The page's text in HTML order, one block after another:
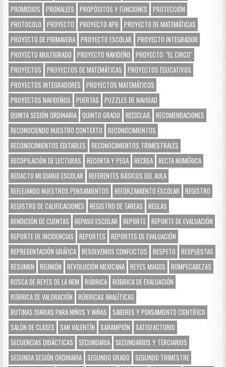
PROMEDIOS
PRONALEES PROPÓSITOS Y FUNCIONES
PROTECCIÓN
PROTOCOLO
PROYECTO PROYECTO APB
PROYECTO DE MATEMÁTICAS
PROYECTO DE PRIMAVERA PROYECTO ESCOLAR
PROYECTO INTEGRADOR
PROYECTO MULTIGRADO
PROYECTO NAVIDEÑO
PROYECTO: "EL CIRCO"
PROYECTOS
PROYECTOS DE MATEMÁTICAS
PROYECTOS EDUCATIVOS
PROYECTOS INTEGRADORES
PROYECTOS MATEMÁTICOS
PROYECTOS NAVIDEÑOS
PUERTAS
PUZZLES DE NAVIDAD
QUINTA SESIÓN ORDINARIA QUINTO GRADO RECICLAJE RECOMENDACIONES
RECONOCIENDO NUESTRO CONTEXTO
RECONOCIMIENTOS
RECONOCIMIENTOS EDITABLES
RECONOCIMIENTOS TRIMESTRALES
RECOPILACIÓN DE LECTURAS
RECORTA Y PEGA RECREA RECTA NUMÉRICA
REDACTO MI DIARIO ESCOLAR
REFERENTES BÁSICOS DEL AULA
REFLEJANDO NUESTROS PENSAMIENTOS
REFORZAMIENTO ESCOLAR
REGISTRO
REGISTRO DE CALIFICACIONES
REGISTRO DE TAREAS
REGLAS
RENDICIÓN DE CUENTAS
REPASO ESCOLAR REPORTE REPORTE DE EVALUACIÓN
REPORTE DE INCIDENCIAS
REPORTES
REPORTES DE EVALUACIÓN
REPRESENTACIÓN GRÁFICA RESOLVEMOS CONFLICTOS RESPETO
RESPUESTAS
RESUMEN
REUNIÓN REVOLUCIÓN MEXICANA REYES MAGOS
ROMPECABEZAS
ROSCA DE REYES DE LA NEM
RÚBRICA RÚBRICA DE EVALUACIÓN
RÚBRICA DE VALORACIÓN
RÚBRICAS ANALÍTICAS
RUTINAS DIARIAS PARA NIÑOS Y NIÑAS
SABERES Y PENSAMIENTO CIENTÍFICO
SALÓN DE CLASES
SAN VALENTÍN SARAMPIÓN
SATISFACTORIO
SECUENCIAS DIDÁCTICAS
SECUNDARIA SECUNDARIOS Y TERCIARIOS
SEGUNDA SESIÓN ORDINARIA SEGUNDO GRADO
SEGUNDO TRIMESTRE